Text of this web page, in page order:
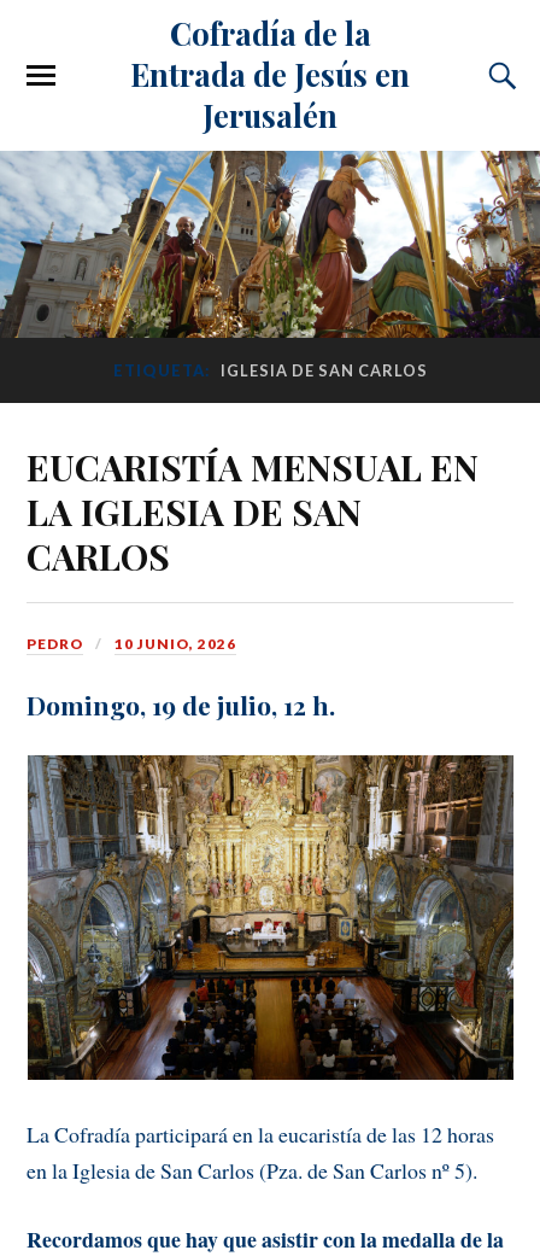
Cofradía de la
Entrada de Jesús en
Jerusalén
ETIQUETA: IGLESIA DE SAN CARLOS
EUCARISTÍA MENSUAL EN
LA IGLESIA DE SAN
CARLOS
PEDRO 10 JUNIO, 2026
Domingo, 19 de julio, 12 h.
La Cofradía participará en la eucaristía de las 12 horas
en la Iglesia de San Carlos (Pza. de San Carlos nº 5).
Recordamos que hay que asistir con la medalla de la